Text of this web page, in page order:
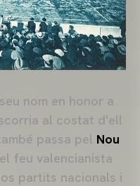
nom en honor a
al costat d'ell
passa pel Nou
feu valencianista
partits nacionals i